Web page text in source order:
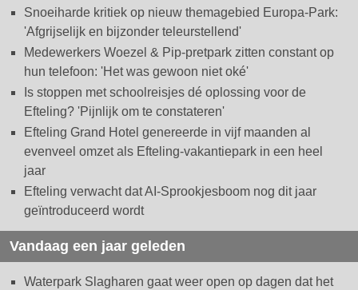
Snoeiharde kritiek op nieuw themagebied Europa-Park:
'Afgrijselijk en bijzonder teleurstellend'
Medewerkers Woezel & Pip-pretpark zitten constant op
hun telefoon: 'Het was gewoon niet oké'
Is stoppen met schoolreisjes dé oplossing voor de
Efteling? 'Pijnlijk om te constateren'
Efteling Grand Hotel genereerde in vijf maanden al
evenveel omzet als Efteling-vakantiepark in een heel
jaar
Efteling verwacht dat AI-Sprookjesboom nog dit jaar
geïntroduceerd wordt
Vandaag een jaar geleden
Waterpark Slagharen gaat weer open op dagen dat het